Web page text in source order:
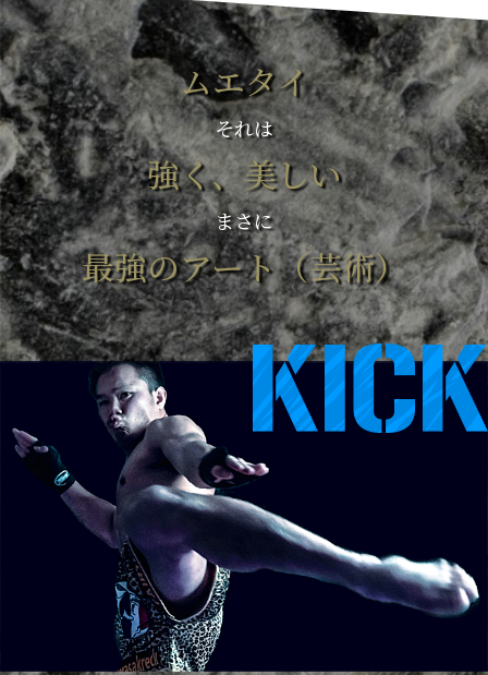
ムエタイ
それは
強く、美しい
まさに
最強のアート（芸術）